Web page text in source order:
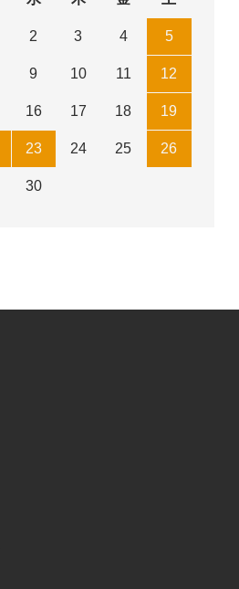
2 3 4 5
9 10 11 12
16 17 18 19
23 24 25 26
30